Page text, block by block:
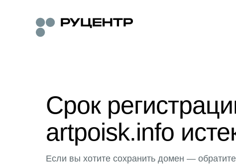
Срок
artpoisk.info
Если вы хотите сохранить домен —